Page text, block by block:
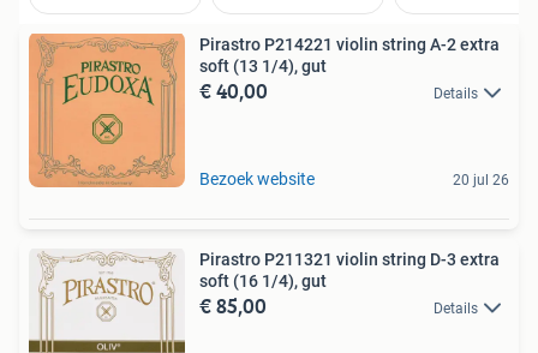
Pirastro P214221 violin string A-2 extra
soft (13 1/4), gut
€ 40,00 Details
Bezoek website 20 jul 26
Pirastro P211321 violin string D-3 extra
soft (16 1/4), gut
€ 85,00 Details